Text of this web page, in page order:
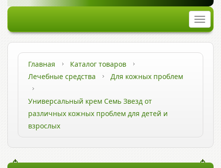
Главная
Каталог товаров
Лечебные средства
Для кожных проблем
Универсальный крем Семь Звезд от
различных кожных проблем для детей и
взрослых